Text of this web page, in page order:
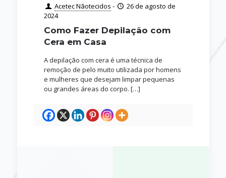
Acetec Nãotecidos -
26 de agosto de
2024
Como Fazer Depilação com
Cera em Casa
A depilação com cera é uma técnica de
remoção de pelo muito utilizada por homens
e mulheres que desejam limpar pequenas
ou grandes áreas do corpo. […]